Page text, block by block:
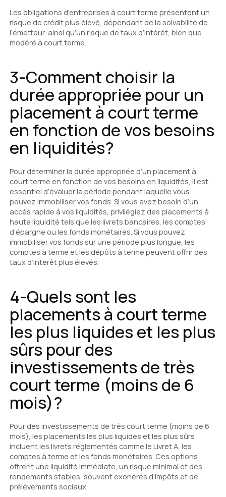
Les obligations d’entreprises à court terme présentent un
risque de crédit plus élevé, dépendant de la solvabilité de
l’émetteur, ainsi qu’un risque de taux d’intérêt, bien que
modéré à court terme.
3-Comment choisir la
durée appropriée pour un
placement à court terme
en fonction de vos besoins
en liquidités?
Pour déterminer la durée appropriée d’un placement à
court terme en fonction de vos besoins en liquidités, il est
essentiel d’évaluer la période pendant laquelle vous
pouvez immobiliser vos fonds. Si vous avez besoin d’un
accès rapide à vos liquidités, privilégiez des placements à
haute liquidité tels que les livrets bancaires, les comptes
d’épargne ou les fonds monétaires. Si vous pouvez
immobiliser vos fonds sur une période plus longue, les
comptes à terme et les dépôts à terme peuvent offrir des
taux d’intérêt plus élevés.
4-Quels sont les
placements à court terme
les plus liquides et les plus
sûrs pour des
investissements de très
court terme (moins de 6
mois)?
Pour des investissements de très court terme (moins de 6
mois), les placements les plus liquides et les plus sûrs
incluent les livrets réglementés comme le Livret A, les
comptes à terme et les fonds monétaires. Ces options
offrent une liquidité immédiate, un risque minimal et des
rendements stables, souvent exonérés d’impôts et de
prélèvements sociaux.